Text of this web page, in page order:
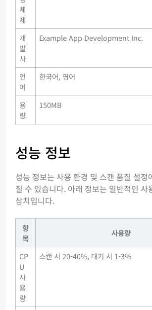
체
제
개
발
사
Example App Development Inc.
언
어
한국어, 영어
용
량
150MB
성능 정보
성능 정보는 사용 환경 및 스캔 품질 설정
질 수 있습니다. 아래 정보는 일반적인 사
상치입니다.
항
목
사용량
CP
U
사
용
량
스캔 시 20-40%, 대기 시 1-3%